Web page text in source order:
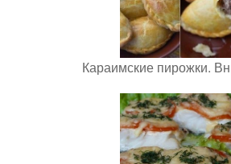
Караимские пирожки.